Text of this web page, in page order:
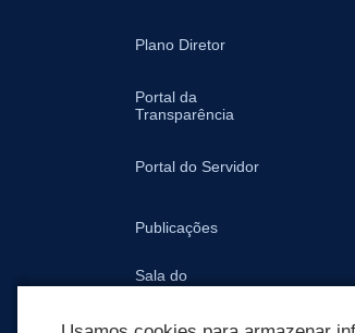
Plano Diretor
Portal da
Transparência
Portal do Servidor
Publicações
Sala do